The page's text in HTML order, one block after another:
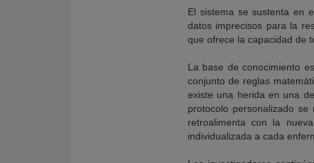
El sistema se sustenta en
datos imprecisos para la
que ofrece la capacidad de
La base de conocimiento
conjunto de reglas
existe una herida en una
protocolo personalizado
retroalimenta con la
individualizada a cada